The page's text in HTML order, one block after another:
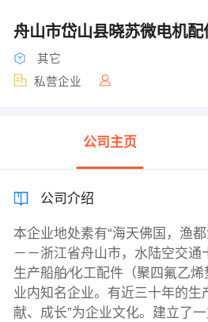
舟山市岱山县晓苏微电机配
其它
私营企业
公司主页
公司介绍
本企业地处素有“海天佛国，渔
－－浙江省舟山市，水陆空交通
生产船舶∕化工配件（聚四氟乙
业内知名企业。有近三十年的生
献、成长”为企业文化。建立了